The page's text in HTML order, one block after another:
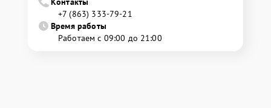
+7 (863) 333-79-21
Время работы
Работаем с 09:00 до 21:00